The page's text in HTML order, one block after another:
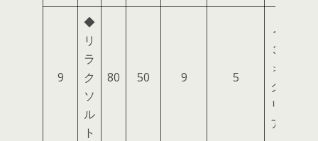
9
◆
リ
ラ
ク
ソ
ル
ト
80 50 9 5
＜
３
＞
ク
リ
ア